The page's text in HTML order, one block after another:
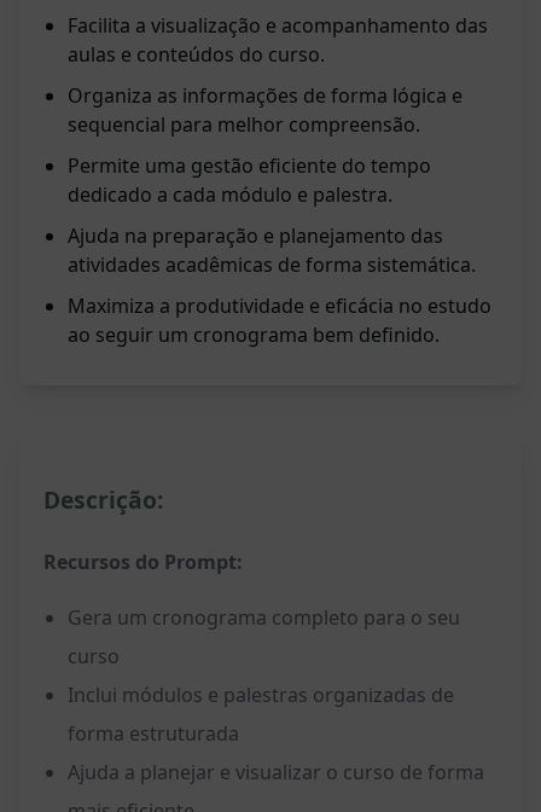
Facilita a visualização e acompanhamento das
aulas e conteúdos do curso.
Organiza as informações de forma lógica e
sequencial para melhor compreensão.
Permite uma gestão eficiente do tempo
dedicado a cada módulo e palestra.
Ajuda na preparação e planejamento das
atividades acadêmicas de forma sistemática.
Maximiza a produtividade e eficácia no estudo
ao seguir um cronograma bem definido.
Descrição:
Recursos do Prompt:
Gera um cronograma completo para o seu
curso
Inclui módulos e palestras organizadas de
forma estruturada
Ajuda a planejar e visualizar o curso de forma